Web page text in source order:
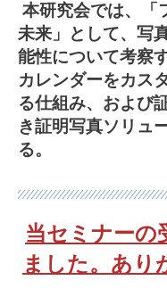
本研究会では、「
未来」として、写
能性について考察
カレンダーをカス
る仕組み、および
き証明写真ソリュ
る。
当セミナーの
ました。あり